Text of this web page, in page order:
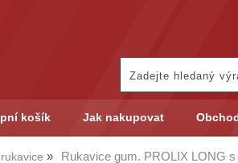
košík Jak nakupovat
rukavice Rukavice gum. PROLIX LONG